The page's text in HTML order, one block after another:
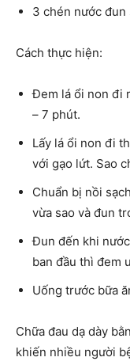
3 chén nước đun
Cách thực hiện:
Đem lá ổi non đi
– 7 phút.
Lấy lá ổi non đi
với gạo lứt. Sao
Chuẩn bị nồi
vừa sao và đun
Đun đến khi
ban đầu thì đem
Uống trước bữa
Chữa đau dạ dày
khiến nhiều người